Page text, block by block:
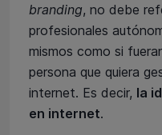
branding, no debe
profesionales
mismos como si
persona que quiera
internet. Es decir, la
en internet.